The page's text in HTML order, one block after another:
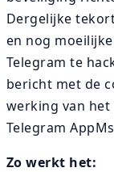
Dergelijke
en nog
Telegram te
bericht met de
werking van
Telegram
Zo werkt het: